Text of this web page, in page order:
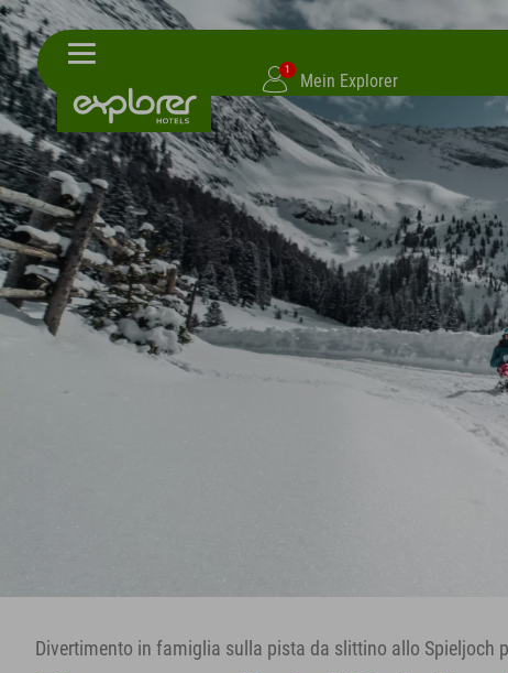
1
Mein Explorer
Divertimento in famiglia sulla pista da slittino allo Spieljoch